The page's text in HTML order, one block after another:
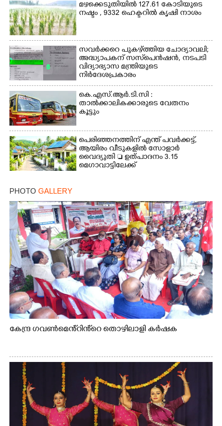
മഴക്കെടുതിയിൽ 127.61 കോടിയുടെ
നഷ്ടം , 9332 ഹെക്ടറിൽ കൃഷി നാശം
സവർക്കറെ പുകഴ്ത്തിയ ചോദ്യാവലി;
അദ്ധ്യാപകന് സസ്‌പെൻഷൻ, നടപടി
വിദ്യാഭ്യാസ മന്ത്രിയുടെ
നിർദേശപ്രകാരം
കെ.എസ്.ആർ.ടി.സി :
താൽക്കാലികക്കാരുടെ വേതനം
കൂട്ടും
പെരിഞ്ഞനത്തിന് എന്ത് പവർക്കട്ട്,​
ആയിരം വീടുകളിൽ സോളാർ
വൈദ്യുതി  ഉത്പാദനം 3.15
മെഗാവാട്ടിലേക്ക്
PHOTO GALLERY
കേന്ദ്ര ഗവൺമെൻ്റിൻ്റെ തൊഴിലാളി കർഷക
Copy Link